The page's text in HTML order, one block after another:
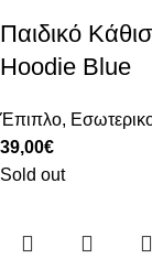
Παιδικό
Hoodie Blue
Έπιπλο,
39,00€
Sold out